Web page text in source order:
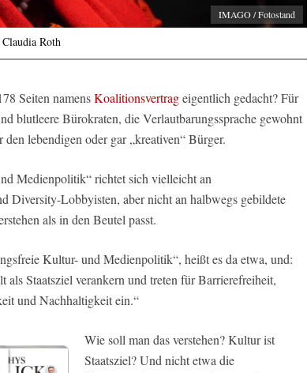
IMAGO / Fotostand
Roth
Seiten namensKoalitionsvertrageigentlich gedacht? Für
blutleere Bürokraten, die Verlautbarungssprache gewohnt
lebendigen oder gar „kreativen“ Bürger.
Medienpolitik“ richtet sich vielleicht an
Diversity-Lobbyisten, aber nicht an halbwegs gebildete
als in den Beutel passt.
Kultur- und Medienpolitik“, heißt es da etwa, und:
Staatsziel verankern und treten für Barrierefreiheit,
und Nachhaltigkeit ein.“
Wie soll man das verstehen? Kultur ist
Staatsziel? Und nicht etwa die